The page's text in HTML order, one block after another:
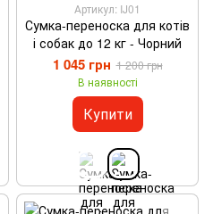
Артикул: IJ01
Сумка-переноска для котів
і собак до 12 кг - Чорний
1 045 грн 1 200 грн
В наявності
Купити